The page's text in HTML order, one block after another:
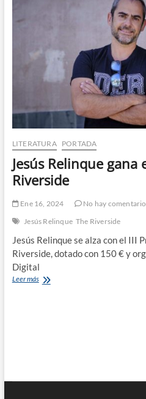
LITERATURA PORTADA
Jesús Relinque gana
Riverside
Ene 16, 2024
No hay
Jesús Relinque The Riverside
Jesús Relinque se alza con el III
Riverside, dotado con 150 € y
Digital
Leer másJesús